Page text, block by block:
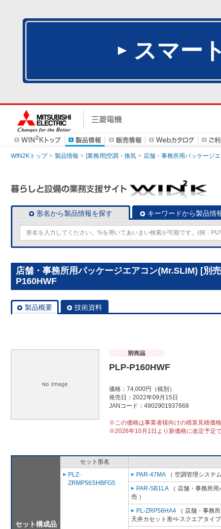
スマー
WIN2Kトップ 製品情報 [業務用]空調・換気 店舗・事務所用パッケージ
形名から製品情報を探す キーワードから製品情
店舗・事務所用パッケージエアコン(Mr.SLIM) [別
P160HWF
製品概要 技術資料
PLP-P160HWF
価格：74,000円（税別）
発売日：2022年09月15日
JANコード：4902901937668
※この価格は事業者様向けの積算見積価
※2026年10月1日より新価格に改定予定
セット構成品
セット形名
PLZ-
ZRMP56SHBFG5
PAR-47MA （ 空調管理システ
PAR-SB1LA （ 店舗・事務所
売 ）
PL-ZRP56HA4 （ 店舗・事務
天井カセット形<i-スクエアタイ